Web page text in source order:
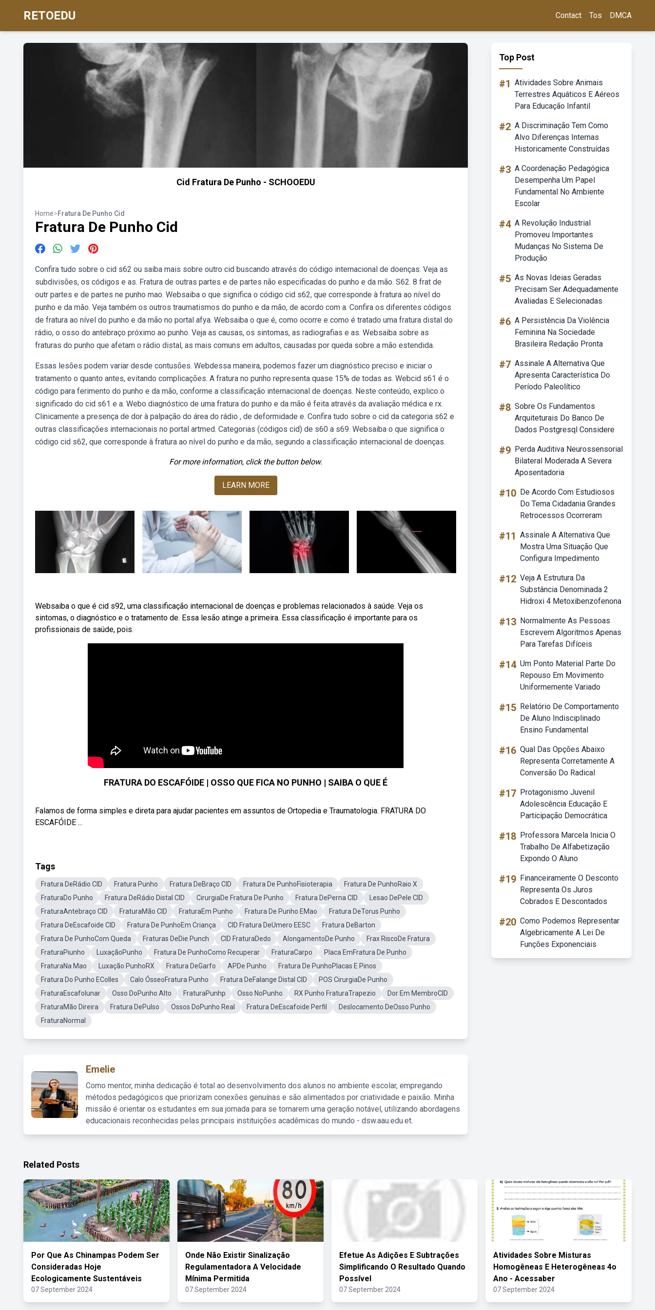
RETOEDU Contact Tos DMCA
Cid Fratura De Punho - SCHOOEDU
Home>Fratura De Punho Cid
Fratura De Punho Cid
Confira tudo sobre o cid s62 ou saiba mais sobre outro cid buscando através do código internacional de doenças. Veja as
subdivisões, os códigos e as. Fratura de outras partes e de partes não especificadas do punho e da mão. S62. 8 frat de
outr partes e de partes ne punho mao. Websaiba o que significa o código cid s62, que corresponde à fratura ao nível do
punho e da mão. Veja também os outros traumatismos do punho e da mão, de acordo com a. Confira os diferentes códigos
de fratura ao nível do punho e da mão no portal afya. Websaiba o que é, como ocorre e como é tratado uma fratura distal do
rádio, o osso do antebraço próximo ao punho. Veja as causas, os sintomas, as radiografias e as. Websaiba sobre as
fraturas do punho que afetam o rádio distal, as mais comuns em adultos, causadas por queda sobre a mão estendida.
Essas lesões podem variar desde contusões. Webdessa maneira, podemos fazer um diagnóstico preciso e iniciar o
tratamento o quanto antes, evitando complicações. A fratura no punho representa quase 15% de todas as. Webcid s61 é o
código para ferimento do punho e da mão, conforme a classificação internacional de doenças. Neste conteúdo, explico o
significado do cid s61 e a. Webo diagnóstico de uma fratura do punho e da mão é feita através da avaliação médica e rx.
Clinicamente a presença de dor à palpação do área do rádio , de deformidade e. Confira tudo sobre o cid da categoria s62 e
outras classificações internacionais no portal artmed. Categorias (códigos cid) de s60 a s69. Websaiba o que significa o
código cid s62, que corresponde à fratura ao nível do punho e da mão, segundo a classificação internacional de doenças.
For more information, click the button below.
LEARN MORE
Websaiba o que é cid s92, uma classificação internacional de doenças e problemas relacionados à saúde. Veja os
sintomas, o diagnóstico e o tratamento de. Essa lesão atinge a primeira. Essa classificação é importante para os
profissionais de saúde, pois.
FRATURA DO ESCAFÓIDE | OSSO QUE FICA NO PUNHO | SAIBA O QUE É
Falamos de forma simples e direta para ajudar pacientes em assuntos de Ortopedia e Traumatologia. FRATURA DO
ESCAFÓIDE ...
Tags
Fratura DeRádio CID Fratura Punho Fratura DeBraço CID Fratura De PunhoFisioterapia
Fratura De PunhoRaio X
FraturaDo Punho
Fratura DeRádio Distal CID CirurgiaDe Fratura De Punho Fratura DePerna CID
Lesao DePele CID
FraturaAntebraço CID
FraturaMão CID FraturaEm Punho Fratura De Punho EMao
Fratura DeTorus Punho
Fratura DeEscafoide CID
Fratura De PunhoEm Criança CID Fratura DeUmero EESC
Fratura DeBarton
Fratura De PunhoCom Queda
Fraturas DeDie Punch CID FraturaDedo AlongamentoDe Punho
Frax RiscoDe Fratura
FraturaPiunho
LuxaçãoPunho Fratura De PunhoComo Recuperar FraturaCarpo
Placa EmFratura De Punho
FraturaNa Mao
Luxação PunhoRX Fratura DeGarfo APDe Punho
Fratura De PunhoPlacas E Pinos
Fratura Do Punho EColles
Calo ÓsseoFratura Punho Fratura DeFalange Distal CID
POS CirurgiaDe Punho
FraturaEscafolunar
Osso DoPunho Alto FraturaPunhp Osso NoPunho RX Punho FraturaTrapezio
Dor Em MembroCID
FraturaMão Direira
Fratura DePulso Ossos DoPunho Real Fratura DeEscafoide Perfil
Deslocamento DeOsso Punho
FraturaNormal
Emelie
Como mentor, minha dedicação é total ao desenvolvimento dos alunos no ambiente escolar, empregando
métodos pedagógicos que priorizam conexões genuínas e são alimentados por criatividade e paixão. Minha
missão é orientar os estudantes em sua jornada para se tornarem uma geração notável, utilizando abordagens
educacionais reconhecidas pelas principais instituições acadêmicas do mundo - dsw.aau.edu.et.
Top Post
#1 Atividades Sobre Animais
Terrestres Aquáticos E Aéreos
Para Educação Infantil
#2 A Discriminação Tem Como
Alvo Diferenças Internas
Historicamente Construídas
#3 A Coordenação Pedagógica
Desempenha Um Papel
Fundamental No Ambiente
Escolar
#4 A Revolução Industrial
Promoveu Importantes
Mudanças No Sistema De
Produção
#5 As Novas Ideias Geradas
Precisam Ser Adequadamente
Avaliadas E Selecionadas
#6 A Persistência Da Violência
Feminina Na Sociedade
Brasileira Redação Pronta
#7 Assinale A Alternativa Que
Apresenta Característica Do
Período Paleolítico
#8 Sobre Os Fundamentos
Arquiteturais Do Banco De
Dados Postgresql Considere
#9 Perda Auditiva Neurossensorial
Bilateral Moderada A Severa
Aposentadoria
#10 De Acordo Com Estudiosos
Do Tema Cidadania Grandes
Retrocessos Ocorreram
#11 Assinale A Alternativa Que
Mostra Uma Situação Que
Configura Impedimento
#12 Veja A Estrutura Da
Substância Denominada 2
Hidroxi 4 Metoxibenzofenona
#13 Normalmente As Pessoas
Escrevem Algoritmos Apenas
Para Tarefas Difíceis
#14 Um Ponto Material Parte Do
Repouso Em Movimento
Uniformemente Variado
#15 Relatório De Comportamento
De Aluno Indisciplinado
Ensino Fundamental
#16 Qual Das Opções Abaixo
Representa Corretamente A
Conversão Do Radical
#17 Protagonismo Juvenil
Adolescência Educação E
Participação Democrática
#18 Professora Marcela Inicia O
Trabalho De Alfabetização
Expondo O Aluno
#19 Financeiramente O Desconto
Representa Os Juros
Cobrados E Descontados
#20 Como Podemos Representar
Algebricamente A Lei De
Funções Exponenciais
Related Posts
Por Que As Chinampas Podem Ser
Consideradas Hoje
Ecologicamente Sustentáveis
07 September 2024
Onde Não Existir Sinalização
Regulamentadora A Velocidade
Mínima Permitida
07 September 2024
Efetue As Adições E Subtrações
Simplificando O Resultado Quando
Possível
07 September 2024
Atividades Sobre Misturas
Homogêneas E Heterogêneas 4o
Ano - Acessaber
07 September 2024